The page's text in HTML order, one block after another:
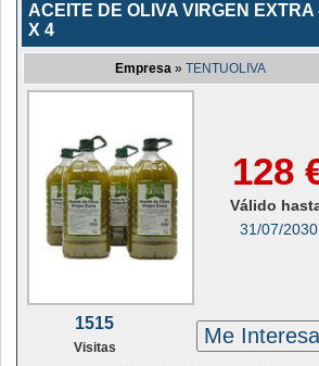
ACEITE DE OLIVA VIRGEN EXTRA
X 4
Empresa » TENTUOLIVA
128
Válido
31/07/2030
1515
Visitas Me Interesa